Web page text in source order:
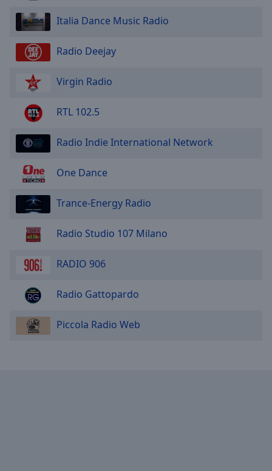
Italia Dance Music Radio
Radio Deejay
Virgin Radio
RTL 102.5
Radio Indie International Network
One Dance
Trance-Energy Radio
Radio Studio 107 Milano
RADIO 906
Radio Gattopardo
Piccola Radio Web